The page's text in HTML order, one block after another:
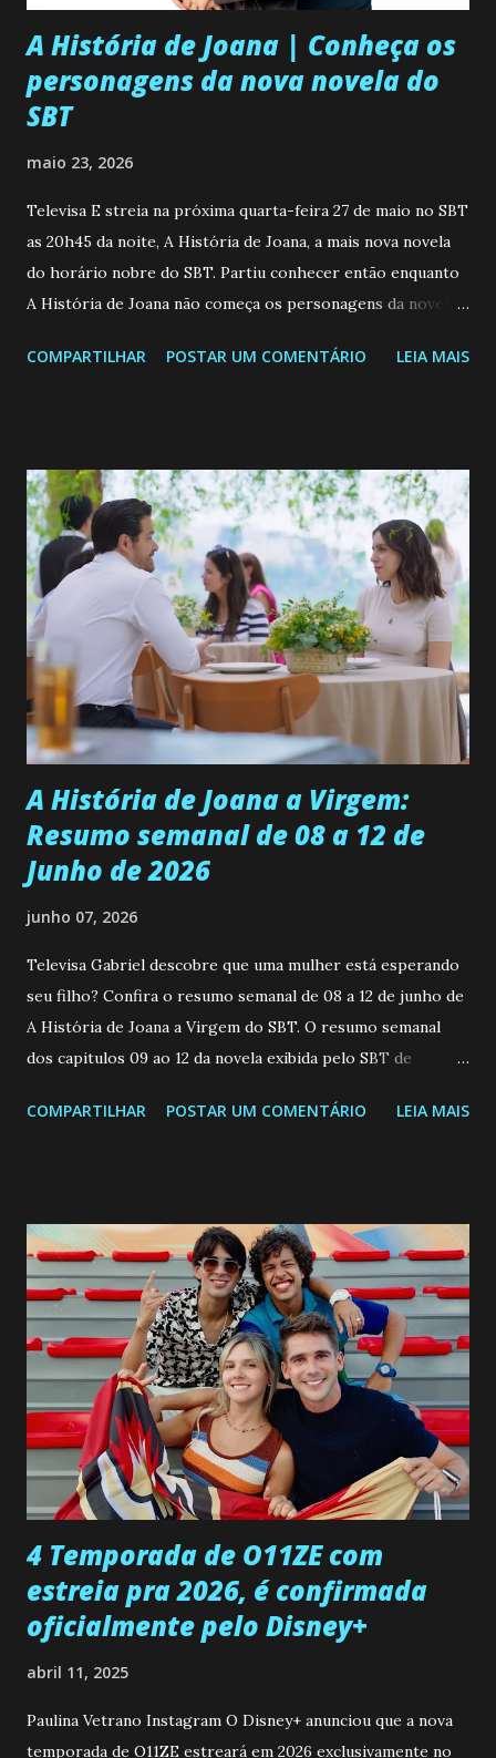
A História de Joana | Conheça os
personagens da nova novela do
SBT
maio 23, 2026
Televisa E streia na próxima quarta-feira 27 de maio no SBT
as 20h45 da noite, A História de Joana, a mais nova novela
do horário nobre do SBT. Partiu conhecer então enquanto
A História de Joana não começa os personagens da novela?
de 25/05/26 a 31/05/26 JOANA GUADALUPE (Camila
permanecer virgem até encontrar o homem que realmente
ama, o que não é fácil, já que dedica todas as suas energias a
se aprimorar, trabalhando, estudando e se orgulhando de
ser a primeira mulher da família a ingressar na
universidade. Ela tem uma personalidade muito alegre, é
muito madura para a idade, determinada, criativa e
empática. Detesta injustiças e é uma ótima amiga. Pode ser
teimosa e muito persistente quando decide fazer algo.
Durante um exame ginecológico, ela é inseminada por eng...
COMPARTILHAR POSTAR UM COMENTÁRIO LEIA MAIS
A História de Joana a Virgem:
Resumo semanal de 08 a 12 de
Junho de 2026
junho 07, 2026
Televisa Gabriel descobre que uma mulher está esperando
seu filho? Confira o resumo semanal de 08 a 12 de junho de
A História de Joana a Virgem do SBT. O resumo semanal
dos capitulos 09 ao 12 da novela exibida pelo SBT de
a Programação Semanal do SBT de 08/06/26 a 14/06/26
confessa a Gabriel que ele demonstrou ser o tipo de
pessoa que ela tanto desejou durante toda a vida. Camila
entra no quarto de Gabriel e imagina como seria o
encontro deles, quando conseguir seduzi-lo. Manuel avisa a
Paula sobre a suposta infidelidade de Gabriel com Joana.
Rogerio consegue se livrar de todas as suspeitas pelo
desaparecimento de Francisco, apontando que ele poderia
ter sido vítima da fúria de Gabriel. Artur informa a Gabriel
que a clínica inseminou por engano outra paciente, que está
...
COMPARTILHAR POSTAR UM COMENTÁRIO LEIA MAIS
4 Temporada de O11ZE com
estreia pra 2026, é confirmada
oficialmente pelo Disney+
abril 11, 2025
Paulina Vetrano Instagram O Disney+ anunciou que a nova
temporada de O11ZE estreará em 2026 exclusivamente no